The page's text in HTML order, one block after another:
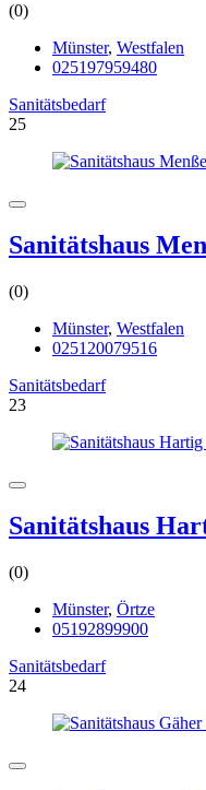
(0)
Münster, Westfalen
025197959480
Sanitätsbedarf
25
Sanitätshaus
(0)
Münster, Westfalen
025120079516
Sanitätsbedarf
23
Sanitätshaus
(0)
Münster, Örtze
05192899900
Sanitätsbedarf
24